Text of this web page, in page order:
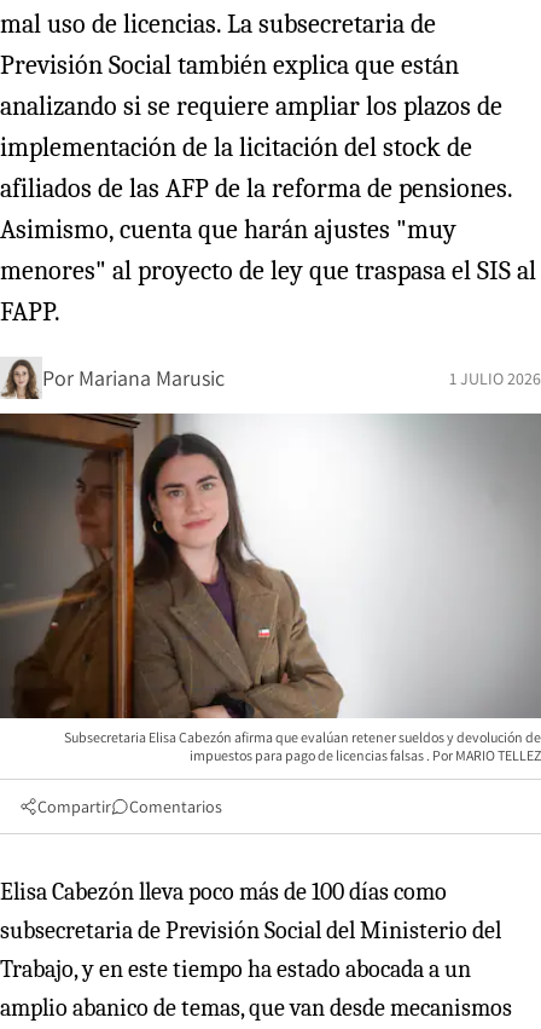
mal uso de licencias. La subsecretaria de
Previsión Social también explica que están
analizando si se requiere ampliar los plazos de
implementación de la licitación del stock de
afiliados de las AFP de la reforma de pensiones.
Asimismo, cuenta que harán ajustes "muy
menores" al proyecto de ley que traspasa el SIS al
FAPP.
Por Mariana Marusic 1 JULIO 2026
Subsecretaria Elisa Cabezón afirma que evalúan retener sueldos y devolución de
impuestos para pago de licencias falsas
MARIO TELLEZ
Compartir Comentarios
Elisa Cabezón lleva poco más de 100 días como
subsecretaria de Previsión Social del Ministerio del
Trabajo, y en este tiempo ha estado abocada a un
amplio abanico de temas, que van desde mecanismos